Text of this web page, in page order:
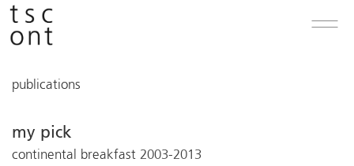
publications
my pick
continental breakfast 2003-2013